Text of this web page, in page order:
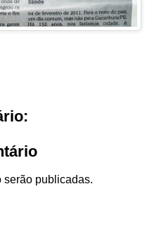
serão publicadas.